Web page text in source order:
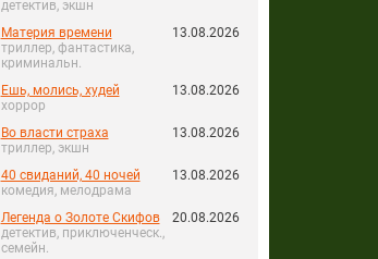
детектив, экшн
Материя времени
триллер, фантастика,
криминальн.
13.08.2026
Ешь, молись, худей
хоррор
13.08.2026
Во власти страха
триллер, экшн
13.08.2026
40 свиданий, 40 ночей
комедия, мелодрама
13.08.2026
Легенда о Золоте Скифов
детектив, приключенческ.,
семейн.
20.08.2026